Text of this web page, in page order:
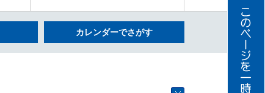
カレンダーでさがす